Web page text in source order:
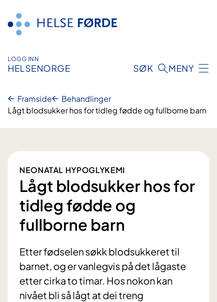
innhald
LOGG INN
HELSENORGE SØK MENY
Framside
Behandlinger
Lågt blodsukker hos for tidleg fødde og fullborne barn
NEONATAL HYPOGLYKEMI
Lågt blodsukker hos for
tidleg fødde og
fullborne barn
Etter fødselen søkk blodsukkeret til
barnet, og er vanlegvis på det lågaste
etter cirka to timar. Hos nokon kan
nivået bli så lågt at dei treng